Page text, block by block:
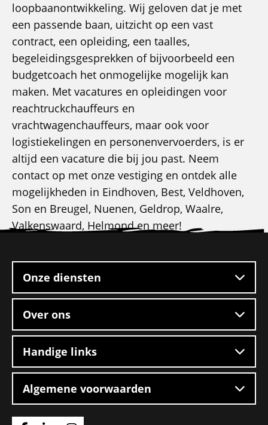
loopbaanontwikkeling. Wij geloven dat je met
een passende baan, uitzicht op een vast
contract, een opleiding, een taalles,
begeleidingsgesprekken of bijvoorbeeld een
budgetcoach het onmogelijke mogelijk kan
maken. Met vacatures en opleidingen voor
reachtruckchauffeurs en
vrachtwagenchauffeurs, maar ook voor
logistiekelingen en personenvervoerders, is er
altijd een vacature die bij jou past. Neem
contact op met onze vestiging en ontdek alle
mogelijkheden in Eindhoven, Best, Veldhoven,
Son en Breugel, Nuenen, Geldrop, Waalre,
Valkenswaard, Helmond en meer!
footer
Onze diensten
Over ons
Handige links
Algemene voorwaarden